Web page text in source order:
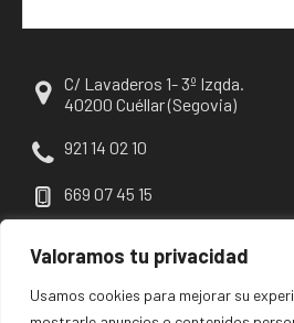
Valoramos tu privacidad
Usamos cookies para mejorar su
C/ Lavaderos 1- 3º Izqda.
40200 Cuéllar (Segovia)
921 14 02 10
669 07 45 15